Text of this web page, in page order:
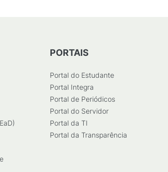
PORTAIS
Portal do Estudante
Portal Integra
Portal de Periódicos
Portal do Servidor
Portal da TI
Portal da Transparência